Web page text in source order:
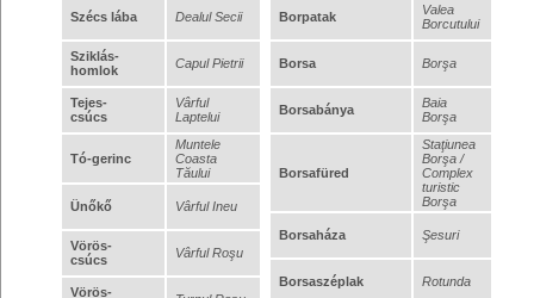
Szécs lába Dealul Secii
Sziklás-
homlok
Capul Pietrii
Tejes-
csúcs
Vârful
Laptelui
Tó-gerinc
Muntele
Coasta
Tăului
Ünőkő Vârful Ineu
Vörös-
csúcs
Vârful Roşu
Vörös-
Borpatak
Valea
Borcutului
Borsa Borşa
Borsabánya
Baia
Borşa
Borsafüred
Staţiunea
Borşa /
Complex
turistic
Borşa
Borsaháza Şesuri
Borsaszéplak Rotunda